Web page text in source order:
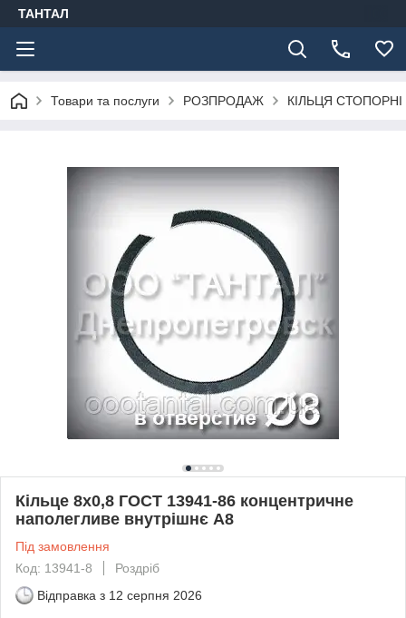
ТАНТАЛ
Товари та послуги РОЗПРОДАЖ КІЛЬЦЯ СТОПОРНІ
Кільце 8х0,8 ГОСТ 13941-86 концентричне
наполегливе внутрішнє А8
Під замовлення
Код: 13941-8
Роздріб
Відправка з 12 серпня 2026